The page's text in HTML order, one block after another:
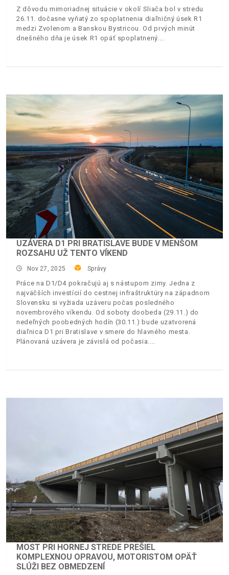
Z dôvodu mimoriadnej situácie v okolí Sliača bol v stredu
26.11. dočasne vyňatý zo spoplatnenia diaľničný úsek R1
medzi Zvolenom a Banskou Bystricou. Od prvých minút
dnešného dňa je úsek R1 opäť spoplatnený.
UZÁVERA D1 PRI BRATISLAVE BUDE V MENŠOM
ROZSAHU UŽ TENTO VÍKEND
Nov 27, 2025 Správy
Práce na D1/D4 pokračujú aj s nástupom zimy. Jedna z
najväčších investícií do cestnej infraštruktúry na západnom
Slovensku si vyžiada uzáveru počas posledného
novembrového víkendu. Od soboty doobeda (29.11.) do
nedeľných poobedných hodín (30.11.) bude uzatvorená
diaľnica D1 pri Bratislave v smere do hlavného mesta.
Plánovaná uzávera je závislá od počasia.
MOST PRI HORNEJ STREDE PREŠIEL
KOMPLEXNOU OPRAVOU, MOTORISTOM OPÄŤ
SLÚŽI BEZ OBMEDZENÍ